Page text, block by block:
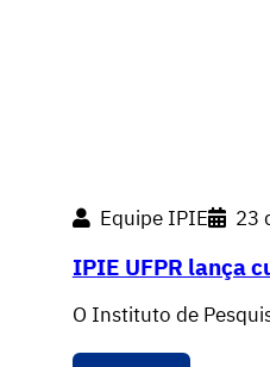
Equipe IPIE 23
IPIE UFPR lança
O Instituto de